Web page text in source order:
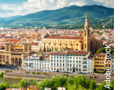
© Adobe Stock